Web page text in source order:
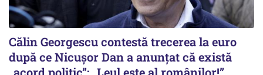
Călin Georgescu contestă trecerea la euro
după ce Nicușor Dan a anunțat că există